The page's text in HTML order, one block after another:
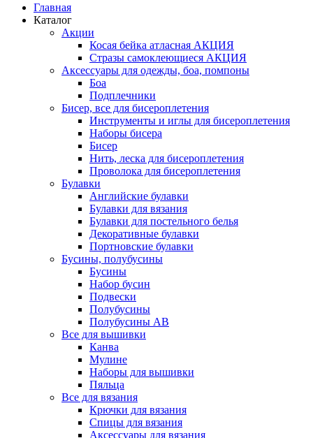
Главная
Каталог
Акции
Косая бейка атласная АКЦИЯ
Стразы самоклеющиеся АКЦИЯ
Аксессуары для одежды, боа, помпоны
Боа
Подплечники
Бисер, все для бисероплетения
Инструменты и иглы для бисероплетения
Наборы бисера
Бисер
Нить, леска для бисероплетения
Проволока для бисероплетения
Булавки
Английские булавки
Булавки для вязания
Булавки для постельного белья
Декоративные булавки
Портновские булавки
Бусины, полубусины
Бусины
Набор бусин
Подвески
Полубусины
Полубусины AB
Все для вышивки
Канва
Мулине
Наборы для вышивки
Пяльца
Все для вязания
Крючки для вязания
Спицы для вязания
Аксессуары для вязания